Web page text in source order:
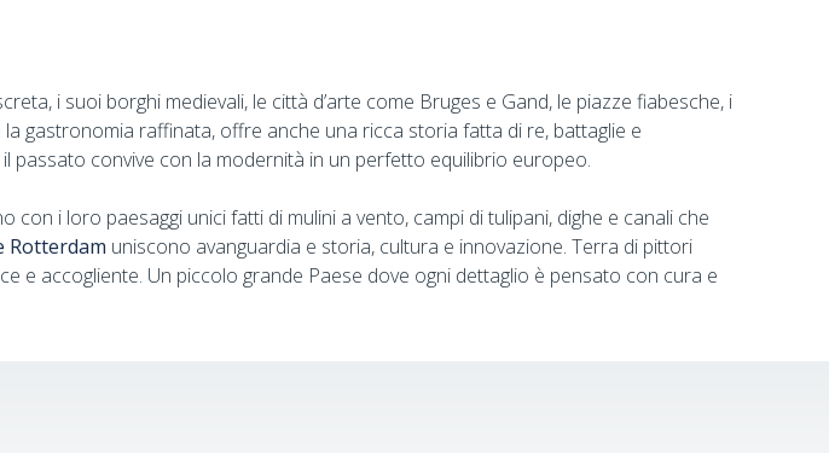
i suoi borghi medievali, le città d’arte come Bruges e Gand, le piazze fiabesche, i
gastronomia raffinata, offre anche una ricca storia fatta di re, battaglie e
passato convive con la modernità in un perfetto equilibrio europeo.
con i loro paesaggi unici fatti di mulini a vento, campi di tulipani, dighe e canali che
Rotterdam uniscono avanguardia e storia, cultura e innovazione. Terra di pittori
e accogliente. Un piccolo grande Paese dove ogni dettaglio è pensato con cura e